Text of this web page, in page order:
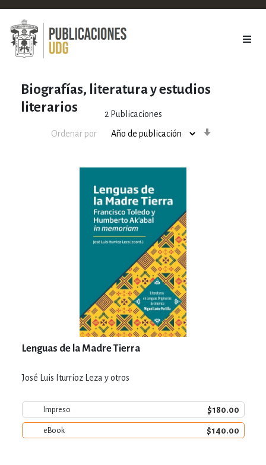
Biografías, literatura y estudios
literarios
2 Publicaciones
Ordenar por
Lenguas de la Madre Tierra
José Luis Iturrioz Leza y otros
Impreso $180.00
eBook $140.00